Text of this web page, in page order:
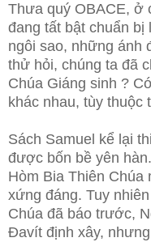
Thưa quý OBACE, ở
đang tất bật chuẩn
ngôi sao, những ánh
thử hỏi, chúng ta đã
Chúa Giáng sinh ?
khác nhau, tùy thuộc
Sách Samuel kể lại
được bốn bề yên
Hòm Bia Thiên Chúa
xứng đáng. Tuy
Chúa đã báo trước,
Đavít định xây,